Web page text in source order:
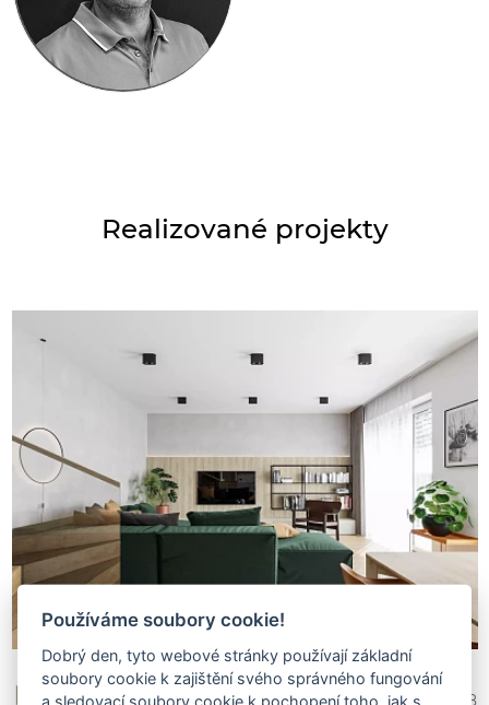
Realizované projekty
InaAs s.r.o.
552 698
Používáme soubory cookie!
Dobrý den, tyto webové stránky používají základní
soubory cookie k zajištění svého správného fungování
a sledovací soubory cookie k pochopení toho, jak s